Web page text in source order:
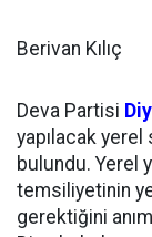
Berivan Kılıç
Deva Partisi
yapılacak
bulundu. Yerel
temsiliyetinin
gerektiğini